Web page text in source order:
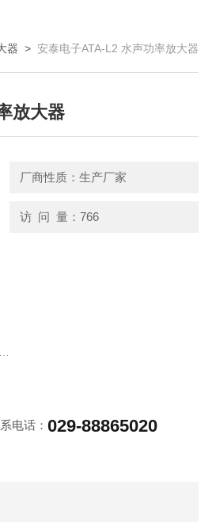
器 > 安泰电子ATA-L2 水声功率放大器
放大器
厂商性质：生产厂家
访 问 量：766
电话：029-88865020